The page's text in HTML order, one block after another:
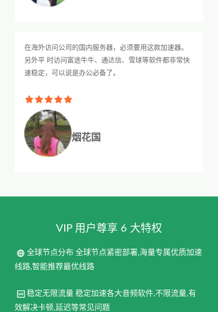
在海外访问公司的国内服务器，必须要用这款加速器。
另外平 时访问富途牛牛、通达信、雪球等软件都非常快
速稳定，可以说是办公必备了。
烟花国
VIP 用户尊享 6 大特权
全球节点分布 全球节点紧密部署,海量专属优质加速
线路,智能推荐最优线路
稳定无限流量 稳定加速各大音频软件,不限流量,有
效解决卡顿,延迟等常见问题